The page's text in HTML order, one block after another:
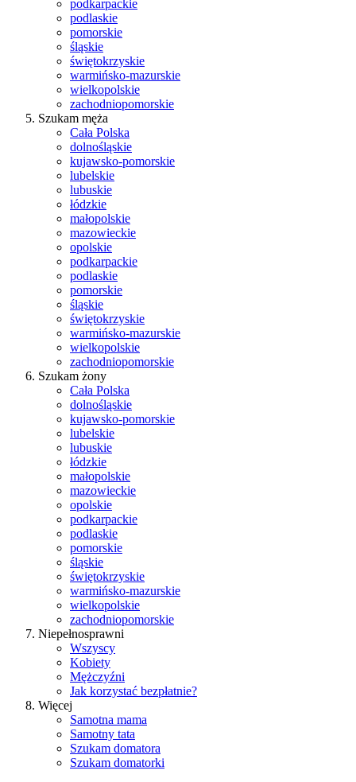
podkarpackie
podlaskie
pomorskie
śląskie
świętokrzyskie
warmińsko-mazurskie
wielkopolskie
zachodniopomorskie
Szukam męża
Cała Polska
dolnośląskie
kujawsko-pomorskie
lubelskie
lubuskie
łódzkie
małopolskie
mazowieckie
opolskie
podkarpackie
podlaskie
pomorskie
śląskie
świętokrzyskie
warmińsko-mazurskie
wielkopolskie
zachodniopomorskie
Szukam żony
Cała Polska
dolnośląskie
kujawsko-pomorskie
lubelskie
lubuskie
łódzkie
małopolskie
mazowieckie
opolskie
podkarpackie
podlaskie
pomorskie
śląskie
świętokrzyskie
warmińsko-mazurskie
wielkopolskie
zachodniopomorskie
Niepełnosprawni
Wszyscy
Kobiety
Mężczyźni
Jak korzystać bezpłatnie?
Więcej
Samotna mama
Samotny tata
Szukam domatora
Szukam domatorki